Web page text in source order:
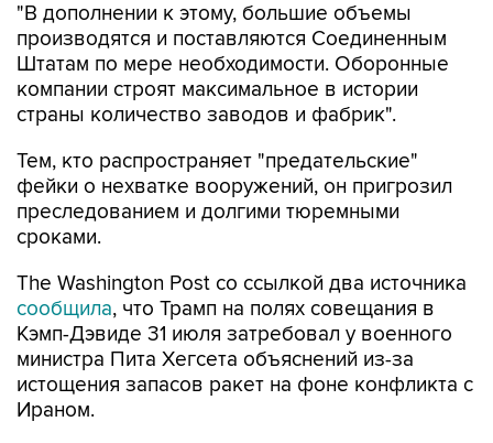
"В дополнении к этому, большие объемы
производятся и поставляются Соединенным
Штатам по мере необходимости. Оборонные
компании строят максимальное в истории
страны количество заводов и фабрик".
Тем, кто распространяет "предательские"
фейки о нехватке вооружений, он пригрозил
преследованием и долгими тюремными
сроками.
The Washington Post со ссылкой два источника
сообщила, что Трамп на полях совещания в
Кэмп-Дэвиде 31 июля затребовал у военного
министра Пита Хегсета объяснений из-за
истощения запасов ракет на фоне конфликта с
Ираном.